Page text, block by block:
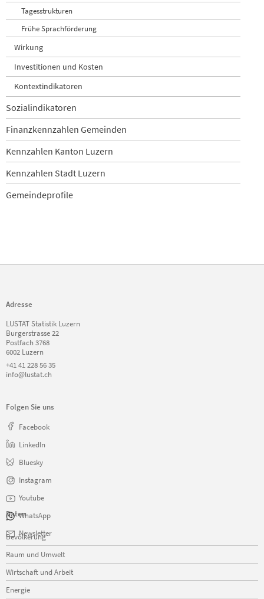
Tagesstrukturen
Frühe Sprachförderung
Wirkung
Investitionen und Kosten
Kontextindikatoren
Sozialindikatoren
Finanzkennzahlen Gemeinden
Kennzahlen Kanton Luzern
Kennzahlen Stadt Luzern
Gemeindeprofile
Adresse
LUSTAT Statistik Luzern
Burgerstrasse 22
Postfach 3768
6002 Luzern
+41 41 228 56 35
info@lustat.ch
Folgen Sie uns
Facebook
LinkedIn
Bluesky
Instagram
Youtube
WhatsApp
Newsletter
Daten
Navigation
überspringen
Bevölkerung
Raum und Umwelt
Wirtschaft und Arbeit
Energie